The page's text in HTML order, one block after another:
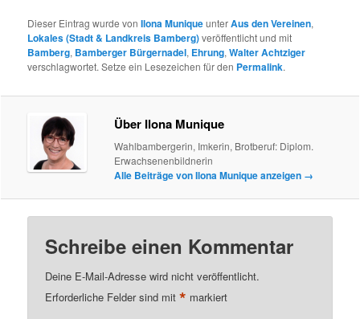
Dieser Eintrag wurde vonIlona MuniqueunterAus den Vereinen,
Lokales (Stadt & Landkreis Bamberg)veröffentlicht und mit
Bamberg, Bamberger Bürgernadel, Ehrung,Walter Achtziger
verschlagwortet. Setze ein Lesezeichen für den Permalink.
Über Ilona Munique
Wahlbambergerin, Imkerin, Brotberuf: Diplom.
Erwachsenenbildnerin
Alle Beiträge von Ilona Munique anzeigen →
Schreibe einen Kommentar
Deine E-Mail-Adresse wird nicht veröffentlicht.
Erforderliche Felder sind mit* markiert